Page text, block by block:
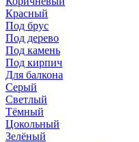
Красный
Под брус
Под дерево
Под камень
Под кирпич
Для балкона
Серый
Светлый
Тёмный
Цокольный
Зелёный